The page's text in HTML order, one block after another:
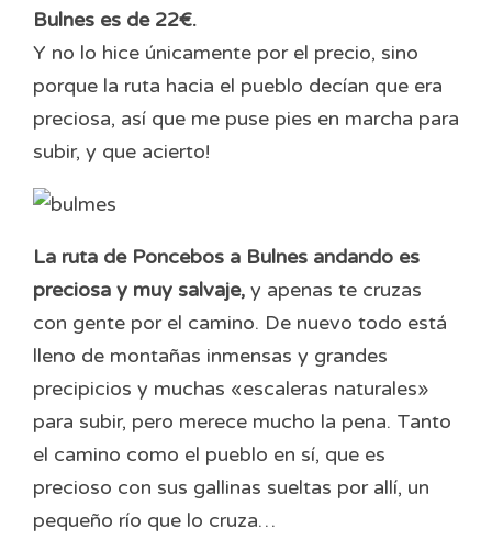
Bulnes es de 22€.
Y no lo hice únicamente por el precio, sino
porque la ruta hacia el pueblo decían que era
preciosa, así que me puse pies en marcha para
subir, y que acierto!
La ruta de Poncebos a Bulnes andando es
preciosa y muy salvaje, y apenas te cruzas
con gente por el camino. De nuevo todo está
lleno de montañas inmensas y grandes
precipicios y muchas «escaleras naturales»
para subir, pero merece mucho la pena. Tanto
el camino como el pueblo en sí, que es
precioso con sus gallinas sueltas por allí, un
pequeño río que lo cruza…